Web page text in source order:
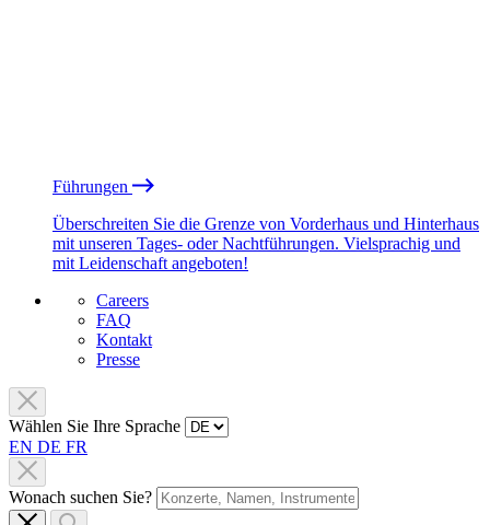
Führungen
Überschreiten Sie die Grenze von Vorderhaus und Hinterhaus
mit unseren Tages- oder Nachtführungen. Vielsprachig und
mit Leidenschaft angeboten!
Careers
FAQ
Kontakt
Presse
Wählen Sie Ihre Sprache
EN DE FR
Wonach suchen Sie?